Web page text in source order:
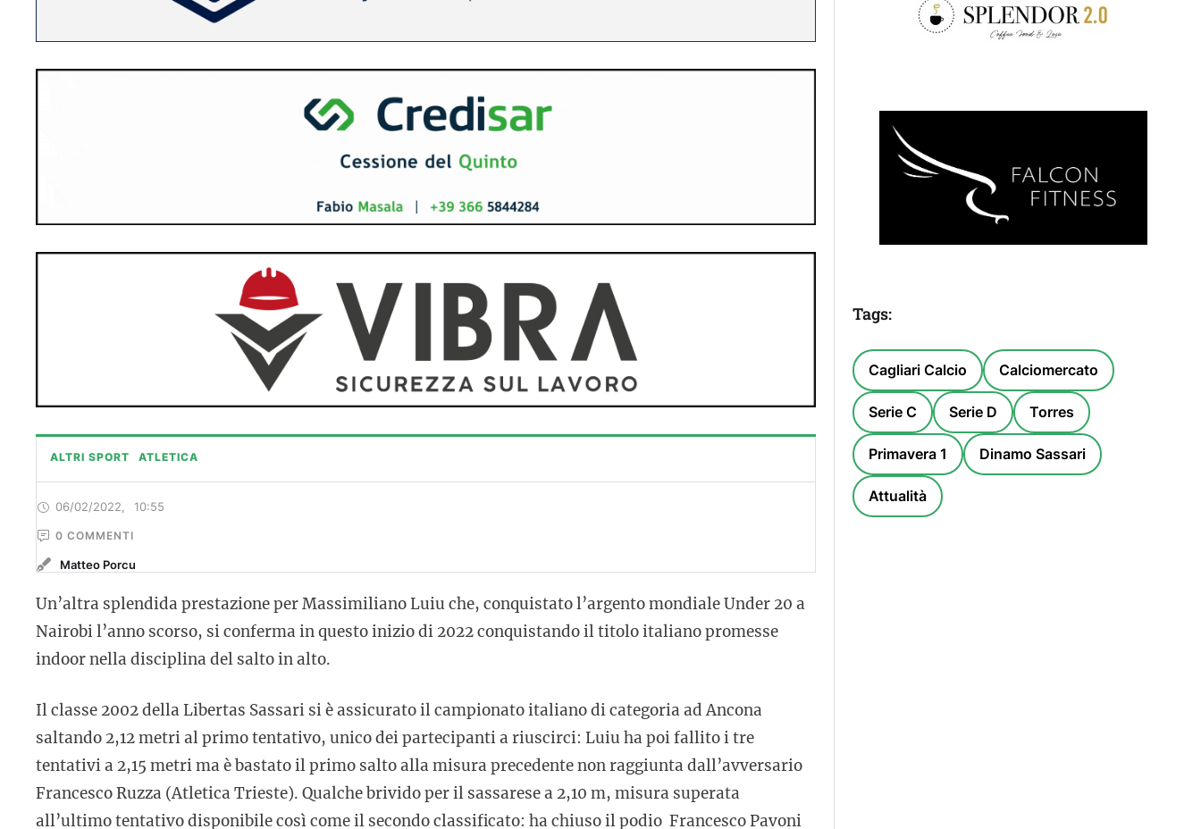
ALTRI SPORT ATLETICA
06/02/2022, 10:55
0 COMMENTI
Matteo Porcu
Un’altra splendida prestazione per Massimiliano Luiu che, conquistato l’argento mondiale Under 20 a
Nairobi l’anno scorso, si conferma in questo inizio di 2022 conquistando il titolo italiano promesse
indoor nella disciplina del salto in alto.
Il classe 2002 della Libertas Sassari si è assicurato il campionato italiano di categoria ad Ancona
saltando 2,12 metri al primo tentativo, unico dei partecipanti a riuscirci: Luiu ha poi fallito i tre
tentativi a 2,15 metri ma è bastato il primo salto alla misura precedente non raggiunta dall’avversario
Francesco Ruzza (Atletica Trieste). Qualche brivido per il sassarese a 2,10 m, misura superata
all’ultimo tentativo disponibile così come il secondo classificato: ha chiuso il podio Francesco Pavoni
Tags:
Cagliari Calcio Calciomercato
Serie C Serie D Torres
Primavera 1 Dinamo Sassari
Attualità